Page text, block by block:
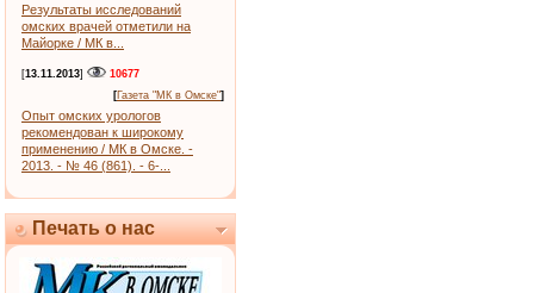
Результаты исследований
омских врачей отметили на
Майорке / МК в...
[13.11.2013]
10677
[Газета "МК в Омске"]
Опыт омских урологов
рекомендован к широкому
применению / МК в Омске. -
2013. - № 46 (861). - 6-...
Печать о нас